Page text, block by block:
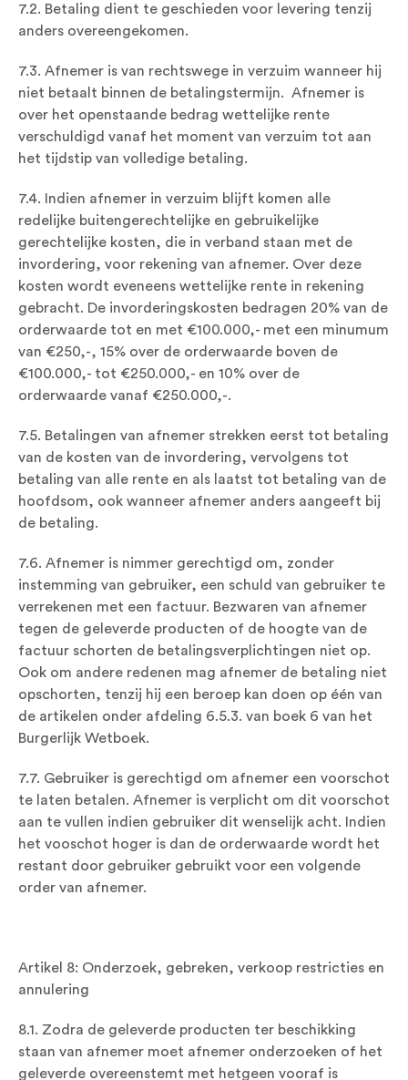
7.2. Betaling dient te geschieden voor levering tenzij
anders overeengekomen.
7.3. Afnemer is van rechtswege in verzuim wanneer hij
niet betaalt binnen de betalingstermijn. Afnemer is
over het openstaande bedrag wettelijke rente
verschuldigd vanaf het moment van verzuim tot aan
het tijdstip van volledige betaling.
7.4. Indien afnemer in verzuim blijft komen alle
redelijke buitengerechtelijke en gebruikelijke
gerechtelijke kosten, die in verband staan met de
invordering, voor rekening van afnemer. Over deze
kosten wordt eveneens wettelijke rente in rekening
gebracht. De invorderingskosten bedragen 20% van de
orderwaarde tot en met €100.000,- met een minumum
van €250,-, 15% over de orderwaarde boven de
€100.000,- tot €250.000,- en 10% over de
orderwaarde vanaf €250.000,-.
7.5. Betalingen van afnemer strekken eerst tot betaling
van de kosten van de invordering, vervolgens tot
betaling van alle rente en als laatst tot betaling van de
hoofdsom, ook wanneer afnemer anders aangeeft bij
de betaling.
7.6. Afnemer is nimmer gerechtigd om, zonder
instemming van gebruiker, een schuld van gebruiker te
verrekenen met een factuur. Bezwaren van afnemer
tegen de geleverde producten of de hoogte van de
factuur schorten de betalingsverplichtingen niet op.
Ook om andere redenen mag afnemer de betaling niet
opschorten, tenzij hij een beroep kan doen op één van
de artikelen onder afdeling 6.5.3. van boek 6 van het
Burgerlijk Wetboek.
7.7. Gebruiker is gerechtigd om afnemer een voorschot
te laten betalen. Afnemer is verplicht om dit voorschot
aan te vullen indien gebruiker dit wenselijk acht. Indien
het vooschot hoger is dan de orderwaarde wordt het
restant door gebruiker gebruikt voor een volgende
order van afnemer.
Artikel 8: Onderzoek, gebreken, verkoop restricties en
annulering
8.1. Zodra de geleverde producten ter beschikking
staan van afnemer moet afnemer onderzoeken of het
geleverde overeenstemt met hetgeen vooraf is